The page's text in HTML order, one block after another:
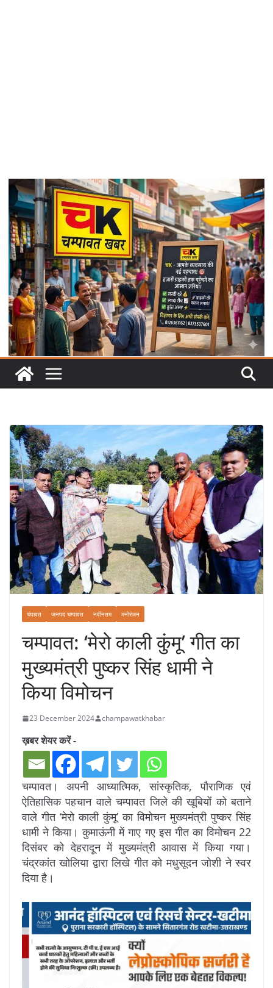
चंपावत जनपद चम्पावत नवीनतम मनोरंजन
चम्पावत: ‘मेरो काली कुंमू’ गीत का
मुख्यमंत्री पुष्कर सिंह धामी ने
किया विमोचन
23 December 2024 champawatkhabar
ख़बर शेयर करें -
चम्पावत। अपनी आध्यात्मिक, सांस्कृतिक, पौराणिक एवं
ऐतिहासिक पहचान वाले चम्पावत जिले की खूबियों को बताने
वाले गीत ‘मेरो काली कुंमू’ का विमोचन मुख्यमंत्री पुष्कर सिंह
धामी ने किया। कुमाऊंनी में गाए गए इस गीत का विमोचन 22
दिसंबर को देहरादून में मुख्यमंत्री आवास में किया गया।
चंद्रकांत खोलिया द्वारा लिखे गीत को मधुसूदन जोशी ने स्वर
दिया है।